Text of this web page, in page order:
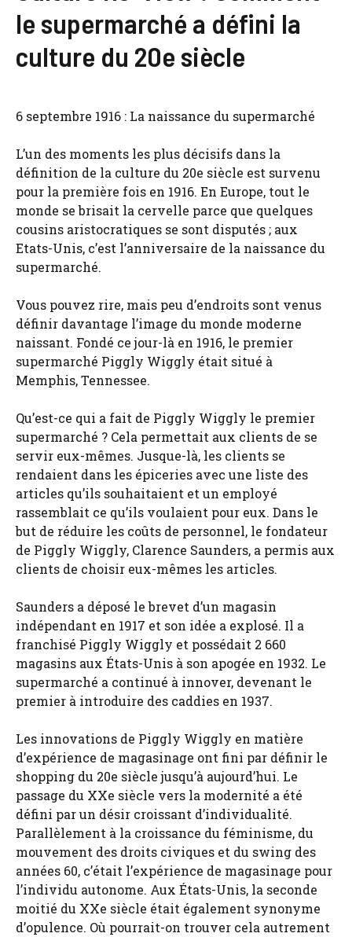
le supermarché a défini la
culture du 20e siècle
6 septembre 1916 : La naissance du supermarché
L’un des moments les plus décisifs dans la
définition de la culture du 20e siècle est survenu
pour la première fois en 1916. En Europe, tout le
monde se brisait la cervelle parce que quelques
cousins ​​​​aristocratiques se sont disputés ; aux
Etats-Unis, c’est l’anniversaire de la naissance du
supermarché.
Vous pouvez rire, mais peu d’endroits sont venus
définir davantage l’image du monde moderne
naissant. Fondé ce jour-là en 1916, le premier
supermarché Piggly Wiggly était situé à
Memphis, Tennessee.
Qu’est-ce qui a fait de Piggly Wiggly le premier
supermarché ? Cela permettait aux clients de se
servir eux-mêmes. Jusque-là, les clients se
rendaient dans les épiceries avec une liste des
articles qu’ils souhaitaient et un employé
rassemblait ce qu’ils voulaient pour eux. Dans le
but de réduire les coûts de personnel, le fondateur
de Piggly Wiggly, Clarence Saunders, a permis aux
clients de choisir eux-mêmes les articles.
Saunders a déposé le brevet d’un magasin
indépendant en 1917 et son idée a explosé. Il a
franchisé Piggly Wiggly et possédait 2 660
magasins aux États-Unis à son apogée en 1932. Le
supermarché a continué à innover, devenant le
premier à introduire des caddies en 1937.
Les innovations de Piggly Wiggly en matière
d’expérience de magasinage ont fini par définir le
shopping du 20e siècle jusqu’à aujourd’hui. Le
passage du XXe siècle vers la modernité a été
défini par un désir croissant d’individualité.
Parallèlement à la croissance du féminisme, du
mouvement des droits civiques et du swing des
années 60, c’était l’expérience de magasinage pour
l’individu autonome. Aux États-Unis, la seconde
moitié du XXe siècle était également synonyme
d’opulence. Où pourrait-on trouver cela autrement